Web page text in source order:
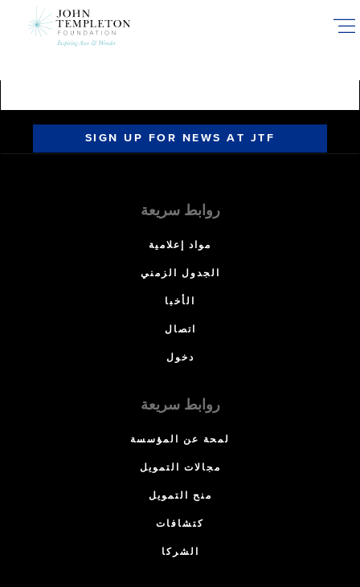
SIGN UP FOR NEWS AT JTF
روابط سريعة
مواد إعلامية
الجدول الزمني
الأخبا
اتصال
دخول
روابط سريعة
لمحة عن المؤسسة
مجالات التمويل
منح التمويل
كتشافات
الشركا